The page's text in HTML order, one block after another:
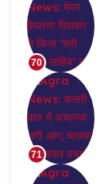
70
71